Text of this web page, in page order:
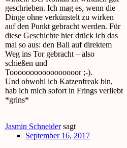
geschrieben. Ich mag es, wenn die
Dinge ohne verkünstelt zu wirken
auf den Punkt gebracht werden. Für
diese Geschichte hier drück ich das
mal so aus: den Ball auf direktem
Weg ins Tor gebracht – also
schießen und
Tooooooooooooooooor ;-).
Und obwohl ich Katzenfreak bin,
hab ich mich sofort in Frings verliebt
*grins*
Jasmin Schneider sagt
September 16, 2017